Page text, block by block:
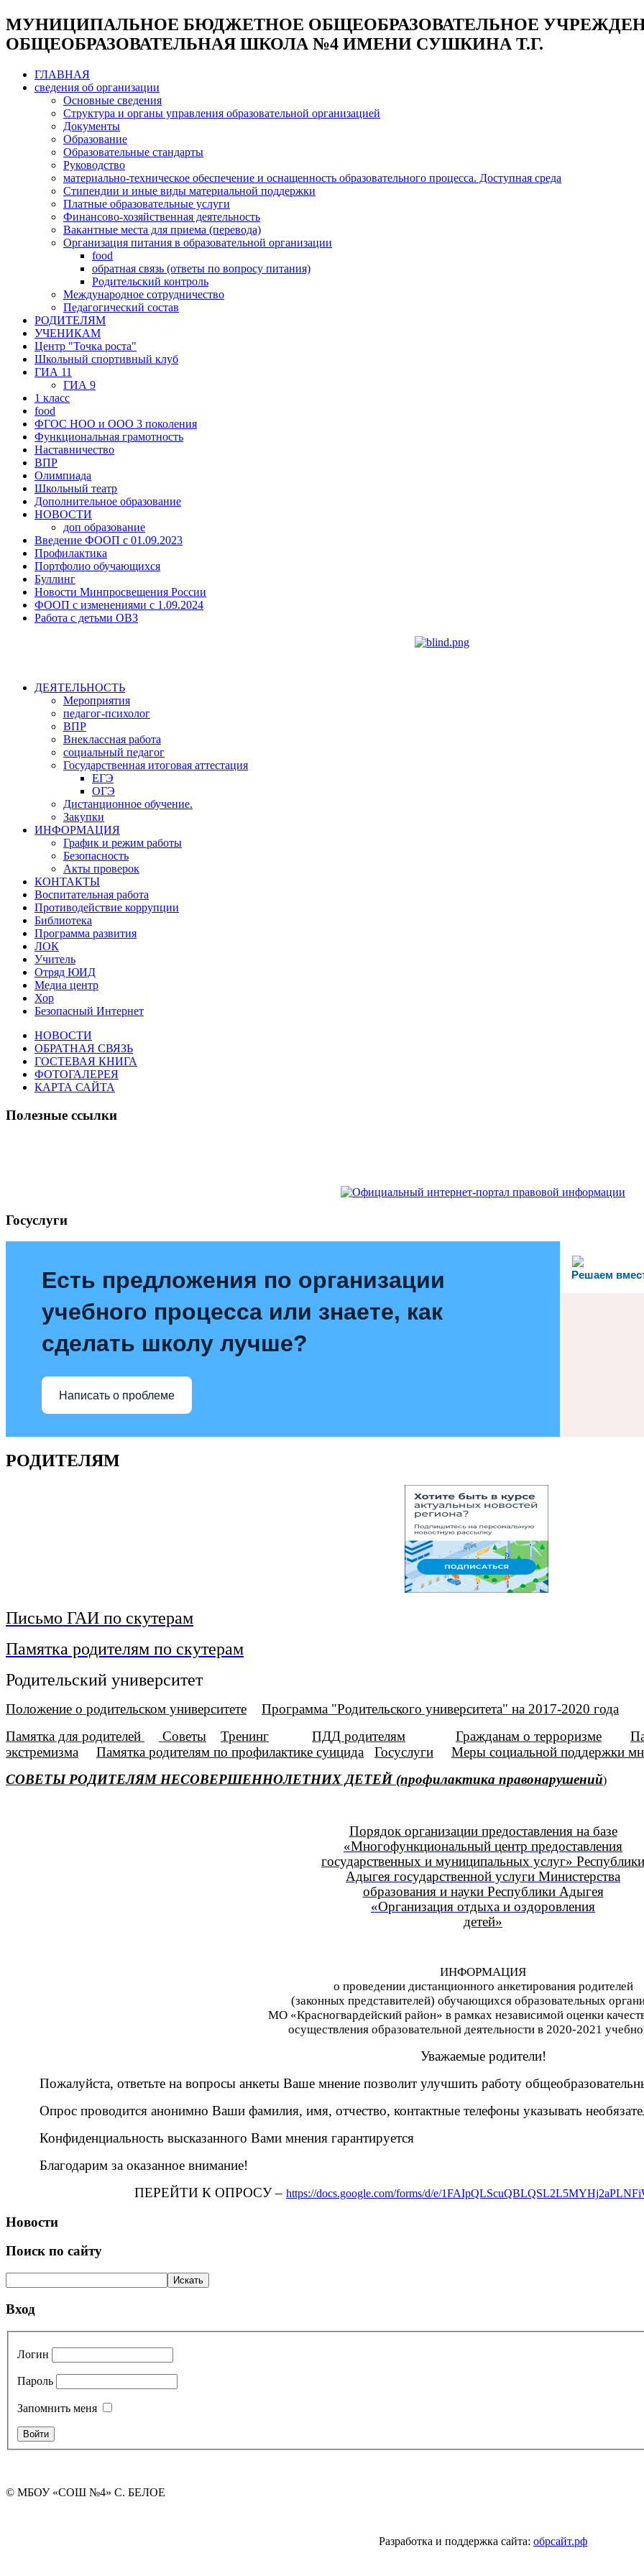
МУНИЦИПАЛЬНОЕ БЮДЖЕТНОЕ ОБЩЕОБРАЗОВАТЕЛЬНОЕ
ОБЩЕОБРАЗОВАТЕЛЬНАЯ ШКОЛА №4 ИМЕНИ СУШКИНА Т.Г.
ГЛАВНАЯ
сведения об организации
Основные сведения
Структура и органы управления образовательной организацией
Документы
Образование
Образовательные стандарты
Руководство
материально-техническое обеспечение и оснащенность образовательного процесса. Доступная среда
Стипендии и иные виды материальной поддержки
Платные образовательные услуги
Финансово-хозяйственная деятельность
Вакантные места для приема (перевода)
Организация питания в образовательной организации
food
обратная связь (ответы по вопросу питания)
Родительский контроль
Международное сотрудничество
Педагогический состав
РОДИТЕЛЯМ
УЧЕНИКАМ
Центр "Точка роста"
Школьный спортивный клуб
ГИА 11
ГИА 9
1 класс
food
ФГОС НОО и ООО 3 поколения
Функциональная грамотность
Наставничество
ВПР
Олимпиада
Школьный театр
Дополнительное образование
НOВОСТИ
доп образование
Введение ФООП с 01.09.2023
Профилактика
Портфолио обучающихся
Буллинг
Новости Минпросвещения России
ФООП с изменениями с 1.09.2024
Работа с детьми ОВЗ
ДЕЯТЕЛЬНОСТЬ
Мероприятия
педагог-психолог
ВПP
Внеклассная работа
социальный педагог
Государственная итоговая аттестация
ЕГЭ
ОГЭ
Дистанционное обучение.
Закупки
ИНФОРМАЦИЯ
График и режим работы
Безопасность
Акты проверок
КОНТАКТЫ
Воспитательная работа
Противодействие коррупции
Библиотека
Программа развития
ЛОК
Учитель
Отряд ЮИД
Медиа центр
Хор
Безопасный Интернет
НОВОСТИ
ОБРАТНАЯ СВЯЗЬ
ГОСТЕВАЯ КНИГА
ФОТОГАЛЕРЕЯ
КАРТА САЙТА
Полезные ссылки
Госуслуги
Решаем
Есть предложения по организации
учебного процесса или знаете, как
сделать школу лучше?
Написать о проблеме
РОДИТЕЛЯМ
Письмо ГАИ по скутерам
Памятка родителям по скутерам
Родительский университет
Положение о родительском университете
Программа "Родительского университета" на 2017-2020 года
Памятка для родителей
Советы Тренинг ПДД родителям Гражданам о терроризме
экстремизма
Памятка родителям по профилактике суицида Госуслуги
Меры социальной поддержки
СОВЕТЫ РОДИТЕЛЯМ НЕСОВЕРШЕННОЛЕТНИХ ДЕТЕЙ (профилактика правонарушений)
Порядок организации предоставления на базе
«Многофункциональный центр предоставления
государственных и муниципальных услуг» Республики
Адыгея государственной услуги Министерства
образования и науки Республики Адыгея
«Организация отдыха и оздоровления
детей»
ИНФОРМАЦИЯ
о проведении дистанционного анкетирования родителей
(законных представителей) обучающихся образовательных
МО «Красногвардейский район» в рамках независимой оценки
осуществления образовательной деятельности в 2020-2021
Уважаемые родители!
Пожалуйста, ответьте на вопросы анкеты Ваше мнение позволит улучшить работу
Опрос проводится анонимно Ваши фамилия, имя, отчество, контактные телефоны указывать
Конфиденциальность высказанного Вами мнения гарантируется
Благодарим за оказанное внимание!
ПЕРЕЙТИ К ОПРОСУ – https://docs.google.com/forms/d/e/
Новости
Поиск по сайту
Вход
Логин
Пароль
Запомнить меня
© МБОУ «СОШ №4» С. БЕЛОЕ
Разработка и поддержка сайта: обрсайт.рф